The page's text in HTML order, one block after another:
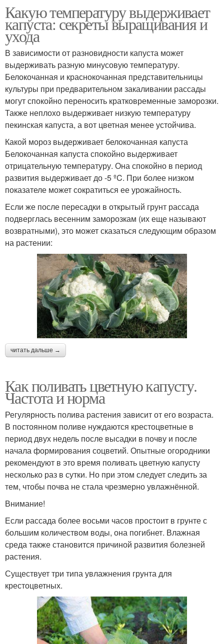
Какую температуру выдерживает
капуста: секреты выращивания и
ухода
В зависимости от разновидности капуста может
выдерживать разную минусовую температуру.
Белокочанная и краснокочанная представительницы
культуры при предварительном закаливании рассады
могут спокойно переносить кратковременные заморозки.
Также неплохо выдерживает низкую температуру
пекинская капуста, а вот цветная менее устойчива.
Какой мороз выдерживает белокочанная капуста
Белокочанная капуста спокойно выдерживает
отрицательную температуру. Она спокойно в период
развития выдерживает до -5 ºC. При более низком
показателе может сократиться ее урожайность.
Если же после пересадки в открытый грунт рассада
подверглась весенним заморозкам (их еще называют
возвратными), это может сказаться следующим образом
на растении:
читать дальше →
Как поливать цветную капусту.
Частота и норма
Регулярность полива растения зависит от его возраста.
В постоянном поливе нуждаются крестоцветные в
период двух недель после высадки в почву и после
начала формирования соцветий. Опытные огородники
рекомендуют в это время поливать цветную капусту
несколько раз в сутки. Но при этом следует следить за
тем, чтобы почва не стала чрезмерно увлажнённой.
Внимание!
Если рассада более восьми часов простоит в грунте с
большим количеством воды, она погибнет. Влажная
среда также становится причиной развития болезней
растения.
Существует три типа увлажнения грунта для
крестоцветных.